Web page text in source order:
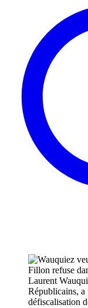
Laurent
Républicains, a
défiscalisation